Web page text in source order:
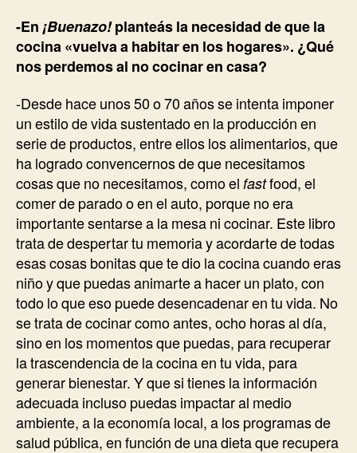
-En ¡Buenazo!planteás la necesidad de que la
cocina «vuelva a habitar en los hogares». ¿Qué
nos perdemos al no cocinar en casa?
-Desde hace unos 50 o 70 años se intenta imponer
un estilo de vida sustentado en la producción en
serie de productos, entre ellos los alimentarios, que
ha logrado convencernos de que necesitamos
cosas que no necesitamos, como el fastfood, el
comer de parado o en el auto, porque no era
importante sentarse a la mesa ni cocinar. Este libro
trata de despertar tu memoria y acordarte de todas
esas cosas bonitas que te dio la cocina cuando eras
niño y que puedas animarte a hacer un plato, con
todo lo que eso puede desencadenar en tu vida. No
se trata de cocinar como antes, ocho horas al día,
sino en los momentos que puedas, para recuperar
la trascendencia de la cocina en tu vida, para
generar bienestar. Y que si tienes la información
adecuada incluso puedas impactar al medio
ambiente, a la economía local, a los programas de
salud pública, en función de una dieta que recupera